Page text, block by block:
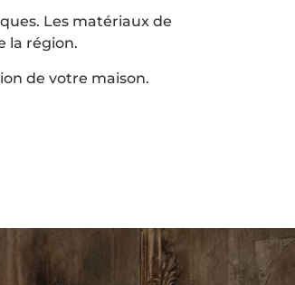
Les matériaux de
la région.
de votre maison.